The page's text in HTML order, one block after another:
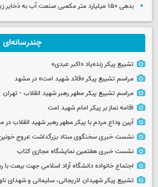
بدهی ۱۵۰ میلیارد متر مکعبی صنعت آب به ذخایر زیرزمینی کشور
چندرسانه‌ای
تشییع پیکر زنده‌یاد «اکبر عبدی»
مراسم تشییع پیکر «قائد شهید امت» در مشهد
مراسم تشییع پیکر مطهر رهبر شهید انقلاب - تهران
اقامه نماز بر پیکر امام شهید امت
آیین وداع مردم با پیکر مطهر رهبر شهید انقلاب
نشست خبری سخنگوی ستاد بزرگداشت عروج
نشست خبری هفتمین نمایشگاه مجازی کتاب
اجتماع خانواده دانشگاه آزاد اسلامی جهت بیعت با
تشییع پیکر شهیدان لاریجانی، سلیمانی و شهدای ناو